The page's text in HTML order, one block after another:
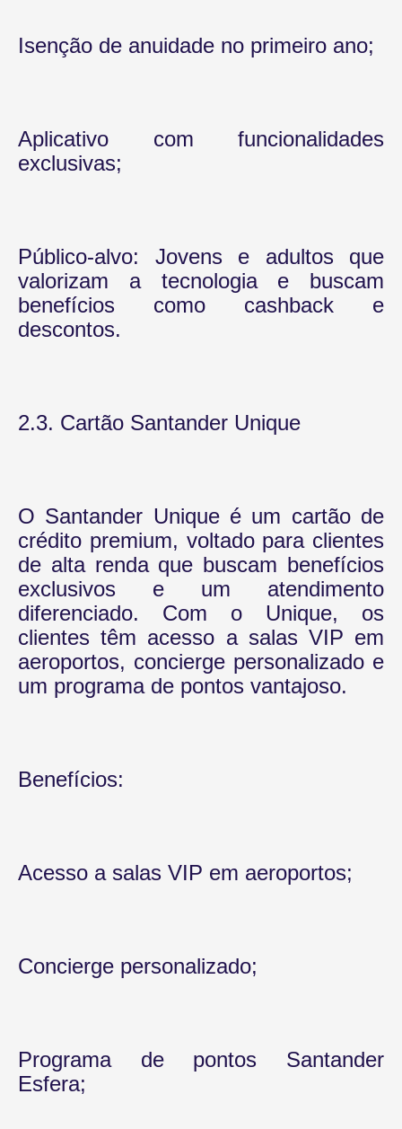
Isenção de anuidade no primeiro ano;
Aplicativo com funcionalidades
exclusivas;
Público-alvo: Jovens e adultos que
valorizam a tecnologia e buscam
benefícios como cashback e
descontos.
2.3. Cartão Santander Unique
O Santander Unique é um cartão de
crédito premium, voltado para clientes
de alta renda que buscam benefícios
exclusivos e um atendimento
diferenciado. Com o Unique, os
clientes têm acesso a salas VIP em
aeroportos, concierge personalizado e
um programa de pontos vantajoso.
Benefícios:
Acesso a salas VIP em aeroportos;
Concierge personalizado;
Programa de pontos Santander
Esfera;